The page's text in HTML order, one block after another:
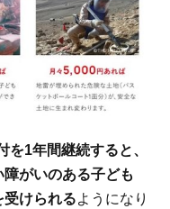
を1年間継続すると、
がいのある子ども
けられるようになり